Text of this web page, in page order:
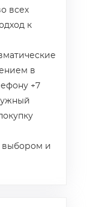
всех
к
в
+7
выбором и